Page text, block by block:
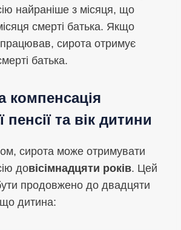
найраніше з місяця, що
смерті батька. Якщо
сирота отримує
батька.
компенсація
пенсії та вік дитини
сирота може отримувати
довісімнадцяти років. Цей
продовжено до двадцяти
дитина: